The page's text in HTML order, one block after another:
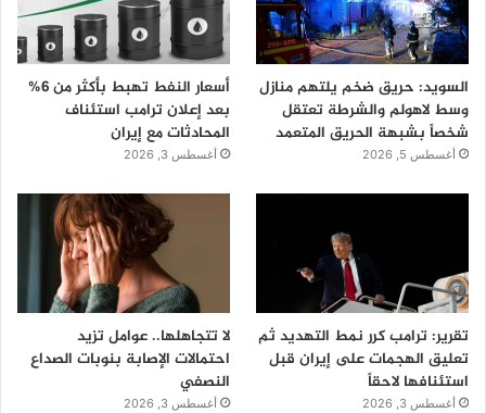
السويد: حريق ضخم يلتهم منازل
وسط لاهولم والشرطة تعتقل
شخصاً بشبهة الحريق المتعمد
أغسطس 5, 2026
أسعار النفط تهبط بأكثر من 6%
بعد إعلان ترامب استئناف
المحادثات مع إيران
أغسطس 3, 2026
تقرير: ترامب كرر نمط التهديد ثم
تعليق الهجمات على إيران قبل
استئنافها لاحقاً
أغسطس 3, 2026
لا تتجاهلها.. عوامل تزيد
احتمالات الإصابة بنوبات الصداع
النصفي
أغسطس 3, 2026